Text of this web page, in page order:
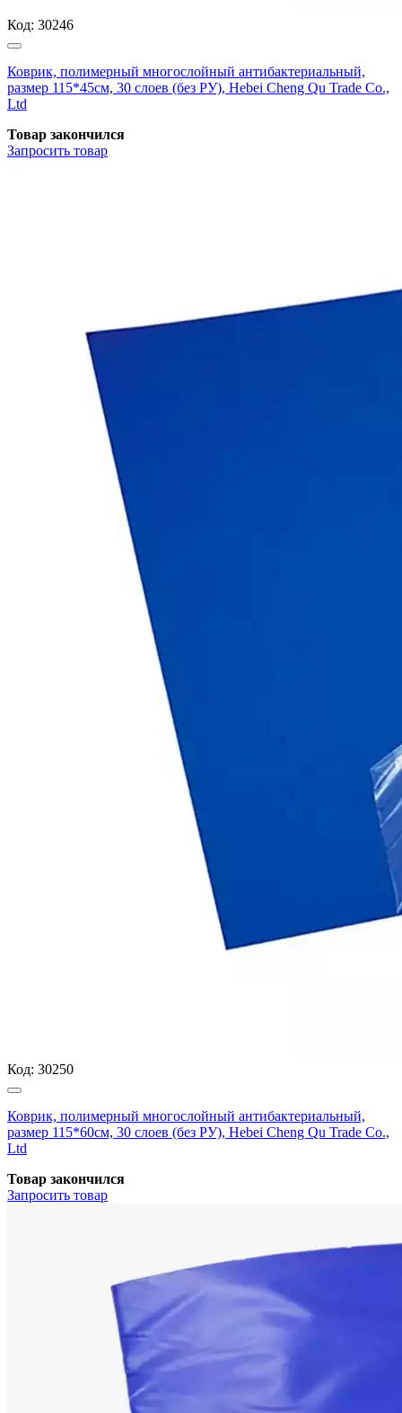
Код: 30246
Коврик, полимерный многослойный антибактериальный,
размер 115*45см, 30 слоев (без РУ), Hebei Cheng Qu Trade Co.,
Ltd
Товар закончился
Запросить товар
Код: 30250
Коврик, полимерный многослойный антибактериальный,
размер 115*60см, 30 слоев (без РУ), Hebei Cheng Qu Trade Co.,
Ltd
Товар закончился
Запросить товар